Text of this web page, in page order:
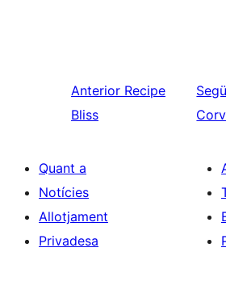
Anterior Recipe
Bliss
Quant a
Notícies
Allotjament
Privadesa